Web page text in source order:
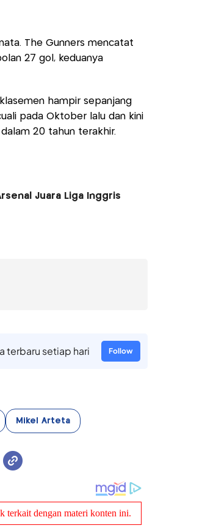
The Gunners mencatat
27 gol, keduanya
hampir sepanjang
pada Oktober lalu dan kini
20 tahun terakhir.
Juara Liga Inggris
terbaru setiap hari Follow
Mikel Arteta